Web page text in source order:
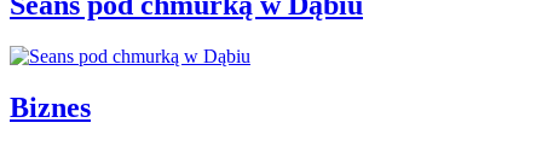
Biznes